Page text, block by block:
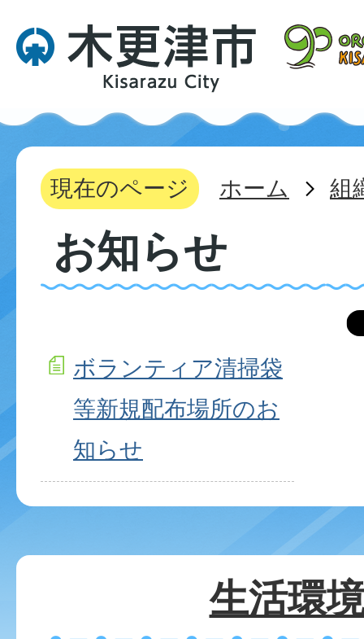
現在のページ ホーム 組
お知らせ
ボランティア清掃袋
等新規配布場所のお
知らせ
生活環